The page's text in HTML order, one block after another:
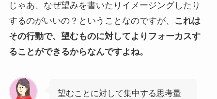
じゃあ、なぜ望みを書いたりイメージングしたり
するのがいいの？ということなのですが、
これは
その行動で、望むものに対してよりフォーカスす
ることができるからなんですよね。
望むことに対して集中する思考量